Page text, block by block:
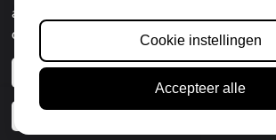
© 2025 Made in Piedmont
KvK: BE0447.107.246 - Btw:
Mobiel: +32 (0)478/70.48.36
e-Mail: sales@madeinpiedmont-
akkoord gaat met ons gebruik van cookies,
cookies toestaan".
Cookie instellingen / Paramètres
Alle cookies toestaan
Cookie instellingen
Accepteer alle